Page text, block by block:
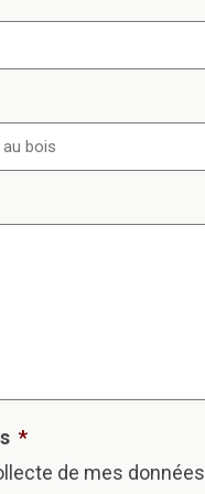
*
de mes données